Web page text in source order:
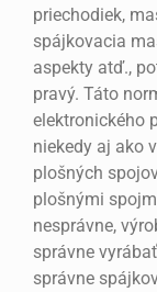
priechodiek,
spájkovacia
aspekty atď.,
pravý. Táto
elektronického
niekedy aj ako
plošných
plošnými
nesprávne,
správne
správne